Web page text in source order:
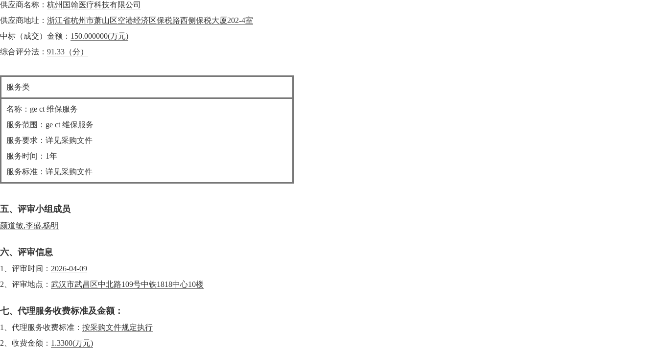
供应商名称： 杭州国翰医疗科技有限公司
供应商地址： 浙江省杭州市萧山区空港经济区保税路西侧保税大厦202-4室
中标（成交）金额： 150.000000(万元)
综合评分法： 91.33（分）
服务类
名称：ge ct 维保服务
服务范围：ge ct 维保服务
服务要求：详见采购文件
服务时间：1年
服务标准：详见采购文件
五、评审小组成员
颜道敏,李盛,杨明
六、评审信息
1、评审时间： 2026-04-09
2、评审地点： 武汉市武昌区中北路109号中铁1818中心10楼
七、代理服务收费标准及金额：
1、代理服务收费标准： 按采购文件规定执行
2、收费金额： 1.3300(万元)